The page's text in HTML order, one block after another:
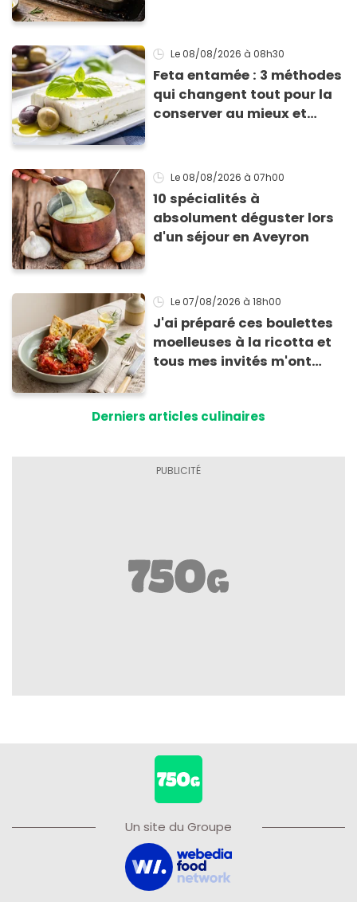
Le 08/08/2026 à 08h30
Feta entamée : 3 méthodes
qui changent tout pour la
conserver au mieux et
Le 08/08/2026 à 07h00
10 spécialités à
absolument déguster lors
d'un séjour en Aveyron
Le 07/08/2026 à 18h00
J'ai préparé ces boulettes
moelleuses à la ricotta et
tous mes invités m'ont
Derniers articles culinaires
Un site du Groupe